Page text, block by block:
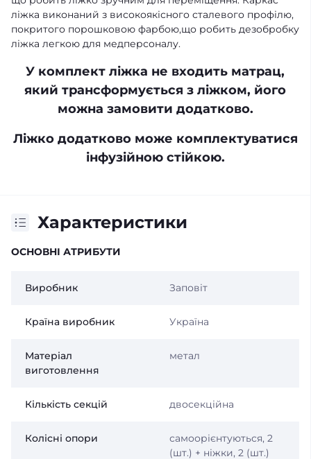
ліжка виконаний з високоякісного сталевого профілю,
покритого порошковою фарбою,що робить дезобробку
ліжка легкою для медперсоналу.
У комплект ліжка не входить матрац,
який трансформується з ліжком, його
можна замовити додатково.
Ліжко додатково може комплектуватися
інфузійною стійкою.
Характеристики
ОСНОВНІ АТРИБУТИ
Виробник Заповіт
Країна виробник Україна
Матеріал
виготовлення
метал
Кількість секцій двосекційна
Колісні опори
самоорієнтуються, 2
(шт.) + ніжки, 2 (шт.)